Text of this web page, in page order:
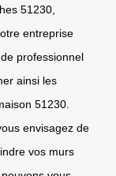
51230,
entreprise
professionnel
ainsi les
51230.
envisagez de
vos murs